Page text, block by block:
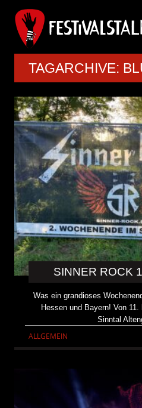
TAGARCHIVE:
SINNER ROCK
Was ein grandioses
Hessen und Bayern! Von
Sinntal
ALLGEMEIN